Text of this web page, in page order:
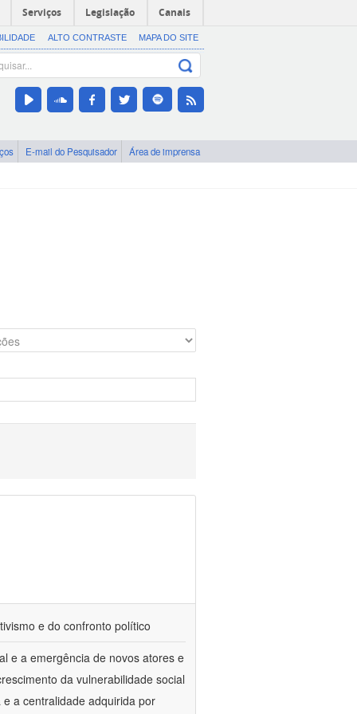
Serviços Legislação Canais
ALTO CONTRASTE MAPA DO SITE
E-mail do Pesquisador Área de imprensa
e do confronto político
e a emergência de novos atores e
da vulnerabilidade social
a centralidade adquirida por